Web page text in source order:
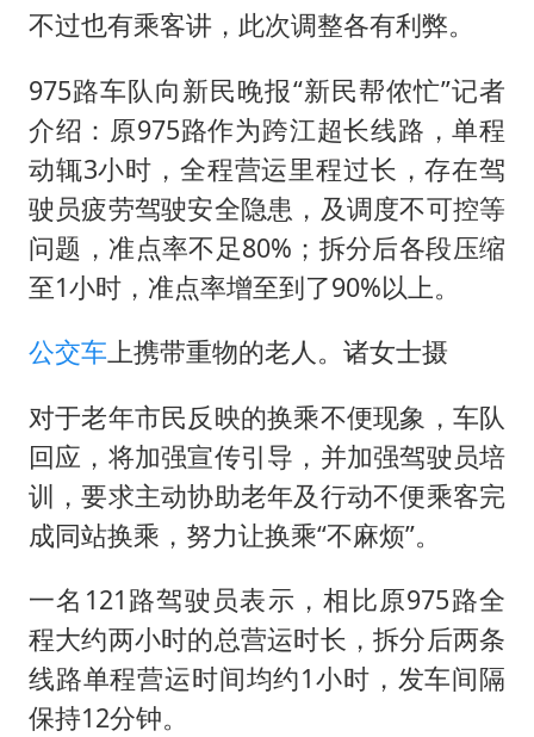
不过也有乘客讲，此次调整各有利弊。
975路车队向新民晚报“新民帮侬忙”记者
介绍：原975路作为跨江超长线路，单程
动辄3小时，全程营运里程过长，存在驾
驶员疲劳驾驶安全隐患，及调度不可控等
问题，准点率不足80%；拆分后各段压缩
至1小时，准点率增至到了90%以上。
公交车上携带重物的老人。诸女士摄
对于老年市民反映的换乘不便现象，车队
回应，将加强宣传引导，并加强驾驶员培
训，要求主动协助老年及行动不便乘客完
成同站换乘，努力让换乘“不麻烦”。
一名121路驾驶员表示，相比原975路全
程大约两小时的总营运时长，拆分后两条
线路单程营运时间均约1小时，发车间隔
保持12分钟。